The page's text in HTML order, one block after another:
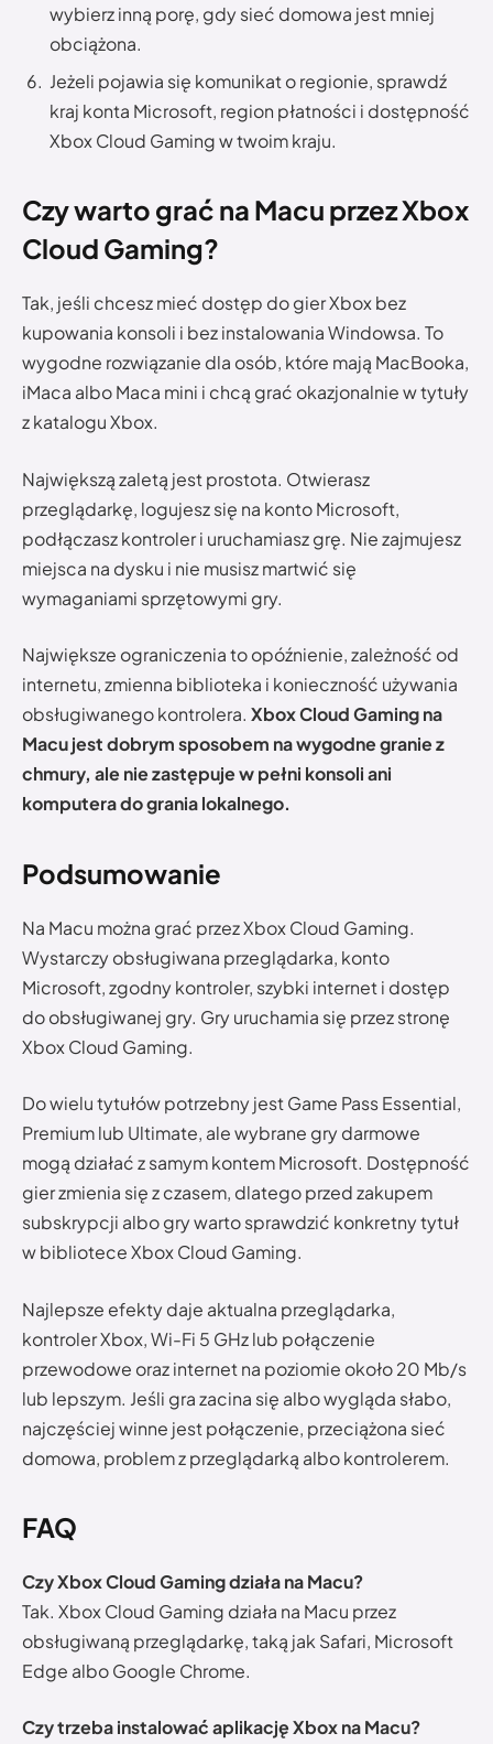
wybierz inną porę, gdy sieć domowa jest mniej
obciążona.
Jeżeli pojawia się komunikat o regionie, sprawdź
kraj konta Microsoft, region płatności i dostępność
Xbox Cloud Gaming w twoim kraju.
Czy warto grać na Macu przez Xbox
Cloud Gaming?
Tak, jeśli chcesz mieć dostęp do gier Xbox bez
kupowania konsoli i bez instalowania Windowsa. To
wygodne rozwiązanie dla osób, które mają MacBooka,
iMaca albo Maca mini i chcą grać okazjonalnie w tytuły
z katalogu Xbox.
Największą zaletą jest prostota. Otwierasz
przeglądarkę, logujesz się na konto Microsoft,
podłączasz kontroler i uruchamiasz grę. Nie zajmujesz
miejsca na dysku i nie musisz martwić się
wymaganiami sprzętowymi gry.
Największe ograniczenia to opóźnienie, zależność od
internetu, zmienna biblioteka i konieczność używania
obsługiwanego kontrolera. Xbox Cloud Gaming na
Macu jest dobrym sposobem na wygodne granie z
chmury, ale nie zastępuje w pełni konsoli ani
komputera do grania lokalnego.
Podsumowanie
Na Macu można grać przez Xbox Cloud Gaming.
Wystarczy obsługiwana przeglądarka, konto
Microsoft, zgodny kontroler, szybki internet i dostęp
do obsługiwanej gry. Gry uruchamia się przez stronę
Xbox Cloud Gaming.
Do wielu tytułów potrzebny jest Game Pass Essential,
Premium lub Ultimate, ale wybrane gry darmowe
mogą działać z samym kontem Microsoft. Dostępność
gier zmienia się z czasem, dlatego przed zakupem
subskrypcji albo gry warto sprawdzić konkretny tytuł
w bibliotece Xbox Cloud Gaming.
Najlepsze efekty daje aktualna przeglądarka,
kontroler Xbox, Wi-Fi 5 GHz lub połączenie
przewodowe oraz internet na poziomie około 20 Mb/s
lub lepszym. Jeśli gra zacina się albo wygląda słabo,
najczęściej winne jest połączenie, przeciążona sieć
domowa, problem z przeglądarką albo kontrolerem.
FAQ
Czy Xbox Cloud Gaming działa na Macu?
Tak. Xbox Cloud Gaming działa na Macu przez
obsługiwaną przeglądarkę, taką jak Safari, Microsoft
Edge albo Google Chrome.
Czy trzeba instalować aplikację Xbox na Macu?